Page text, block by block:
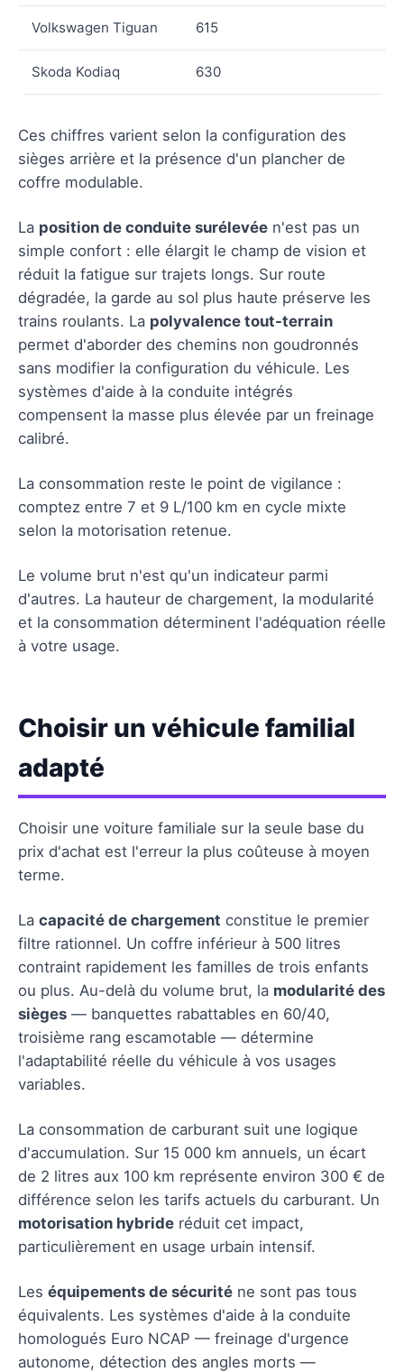
Volkswagen Tiguan 615
Skoda Kodiaq 630
Ces chiffres varient selon la configuration des
sièges arrière et la présence d'un plancher de
coffre modulable.
La position de conduite surélevée n'est pas un
simple confort : elle élargit le champ de vision et
réduit la fatigue sur trajets longs. Sur route
dégradée, la garde au sol plus haute préserve les
trains roulants. La polyvalence tout-terrain
permet d'aborder des chemins non goudronnés
sans modifier la configuration du véhicule. Les
systèmes d'aide à la conduite intégrés
compensent la masse plus élevée par un freinage
calibré.
La consommation reste le point de vigilance :
comptez entre 7 et 9 L/100 km en cycle mixte
selon la motorisation retenue.
Le volume brut n'est qu'un indicateur parmi
d'autres. La hauteur de chargement, la modularité
et la consommation déterminent l'adéquation réelle
à votre usage.
Choisir un véhicule familial
adapté
Choisir une voiture familiale sur la seule base du
prix d'achat est l'erreur la plus coûteuse à moyen
terme.
La capacité de chargement constitue le premier
filtre rationnel. Un coffre inférieur à 500 litres
contraint rapidement les familles de trois enfants
ou plus. Au-delà du volume brut, la modularité des
sièges — banquettes rabattables en 60/40,
troisième rang escamotable — détermine
l'adaptabilité réelle du véhicule à vos usages
variables.
La consommation de carburant suit une logique
d'accumulation. Sur 15 000 km annuels, un écart
de 2 litres aux 100 km représente environ 300 € de
différence selon les tarifs actuels du carburant. Un
motorisation hybride réduit cet impact,
particulièrement en usage urbain intensif.
Les équipements de sécurité ne sont pas tous
équivalents. Les systèmes d'aide à la conduite
homologués Euro NCAP — freinage d'urgence
autonome, détection des angles morts —